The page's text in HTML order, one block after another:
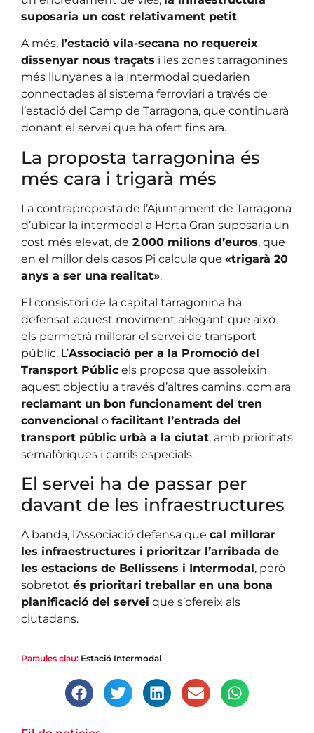
suposaria un cost relativament petit.
A més, l’estació vila-secana no requereix
dissenyar nous traçats i les zones tarragonines
més llunyanes a la Intermodal quedarien
connectades al sistema ferroviari a través de
l’estació del Camp de Tarragona, que continuarà
donant el servei que ha ofert fins ara.
La proposta tarragonina és
més cara i trigarà més
La contraproposta de l’Ajuntament de Tarragona
d’ubicar la intermodal a Horta Gran suposaria un
cost més elevat, de 2.000 milions d’euros, que
en el millor dels casos Pi calcula que «trigarà 20
anys a ser una realitat».
El consistori de la capital tarragonina ha
defensat aquest moviment al·legant que això
els permetrà millorar el servei de transport
públic. L’Associació per a la Promoció del
Transport Públic els proposa que assoleixin
aquest objectiu a través d’altres camins, com ara
reclamant un bon funcionament del tren
convencional o facilitant l’entrada del
transport públic urbà a la ciutat, amb prioritats
semafòriques i carrils especials.
El servei ha de passar per
davant de les infraestructures
A banda, l’Associació defensa que cal millorar
les infraestructures i prioritzar l’arribada de
les estacions de Bellissens i Intermodal, però
sobretot és prioritari treballar en una bona
planificació del servei que s’ofereix als
ciutadans.
Paraules clau: Estació Intermodal